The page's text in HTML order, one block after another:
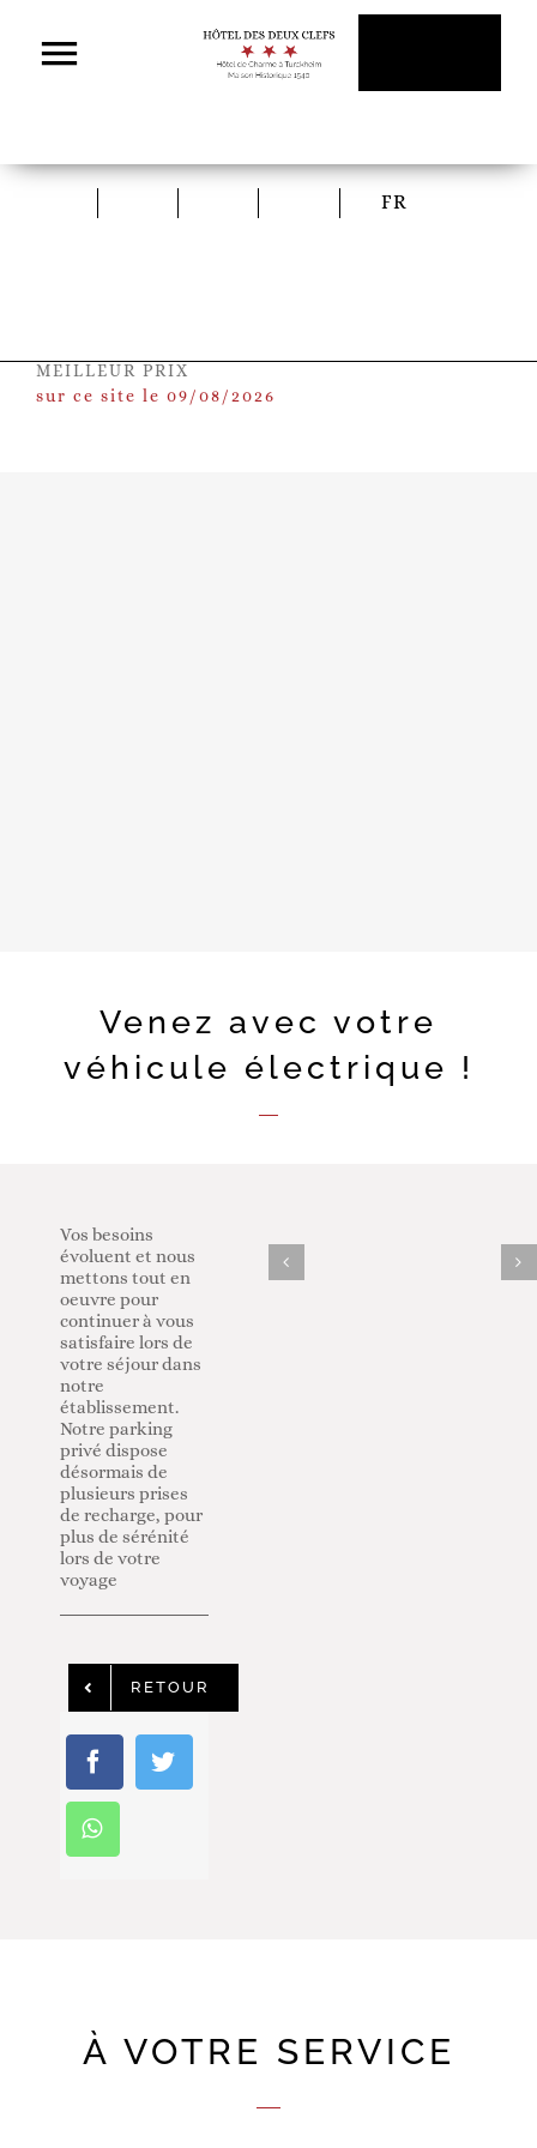
contenu
FR
MEILLEUR PRIX
sur ce site le 09/08/2026
Venez avec votre
véhicule électrique !
Vos besoins
évoluent et nous
mettons tout en
oeuvre pour
continuer à vous
satisfaire lors de
votre séjour dans
notre
établissement.
Notre parking
privé dispose
désormais de
plusieurs prises
de recharge, pour
plus de sérénité
lors de votre
voyage
RETOUR
À VOTRE SERVICE